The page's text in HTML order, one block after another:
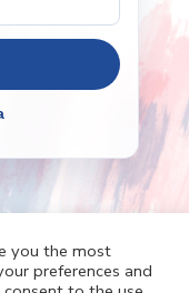
you the most
preferences and